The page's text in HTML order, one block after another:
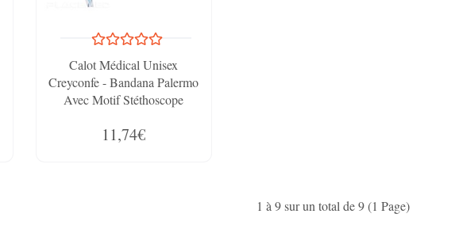
Calot Médical Unisex
Creyconfe - Bandana Palermo
Avec Motif Stéthoscope
11,74€
1 à 9 sur un total de 9 (1 Page)